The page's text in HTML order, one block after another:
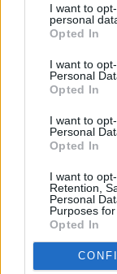
I want to
personal
Opted In
I want to
Personal
Opted In
I want to
Personal
Opted In
I want to
Retention,
Personal
Purposes
Opted In
Πριν 8 ημέρες
Provenzo All
ξεκινά με